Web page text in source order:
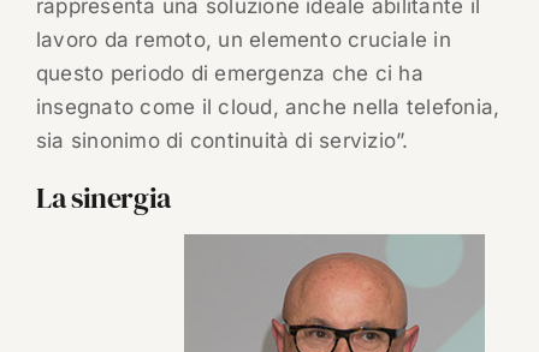
rappresenta una soluzione ideale abilitante il
lavoro da remoto, un elemento cruciale in
questo periodo di emergenza che ci ha
insegnato come il cloud, anche nella telefonia,
sia sinonimo di continuità di servizio”.
La sinergia